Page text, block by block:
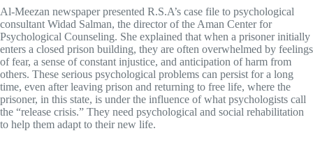
Al-Meezan newspaper presented R.S.A’s case file to psychological
consultant Widad Salman, the director of the Aman Center for
Psychological Counseling. She explained that when a prisoner initially
enters a closed prison building, they are often overwhelmed by feelings
of fear, a sense of constant injustice, and anticipation of harm from
others. These serious psychological problems can persist for a long
time, even after leaving prison and returning to free life, where the
prisoner, in this state, is under the influence of what psychologists call
the “release crisis.” They need psychological and social rehabilitation
to help them adapt to their new life.